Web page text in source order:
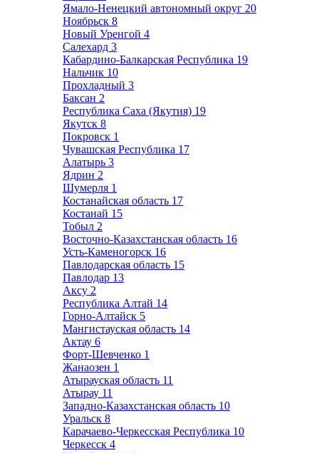
Ямало-Ненецкий автономный округ 20
Ноябрьск 8
Новый Уренгой 4
Салехард 3
Кабардино-Балкарская Республика 19
Нальчик 10
Прохладный 3
Баксан 2
Республика Саха (Якутия) 19
Якутск 8
Покровск 1
Чувашская Республика 17
Алатырь 3
Ядрин 2
Шумерля 1
Костанайская область 17
Костанай 15
Тобыл 2
Восточно-Казахстанская область 16
Усть-Каменогорск 16
Павлодарская область 15
Павлодар 13
Аксу 2
Республика Алтай 14
Горно-Алтайск 5
Мангистауская область 14
Актау 6
Форт-Шевченко 1
Жанаозен 1
Атырауская область 11
Атырау 11
Западно-Казахстанская область 10
Уральск 8
Карачаево-Черкесская Республика 10
Черкесск 4